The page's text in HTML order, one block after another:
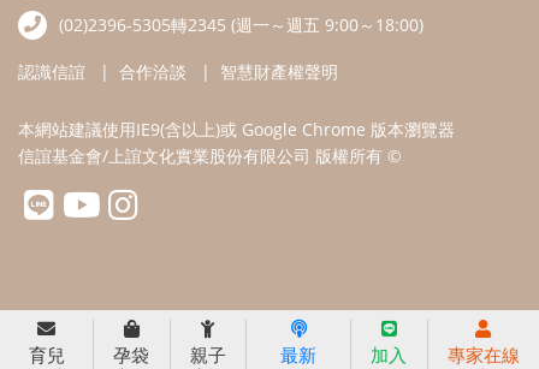
育兒
孕袋
親子
最新
加入
專家在線